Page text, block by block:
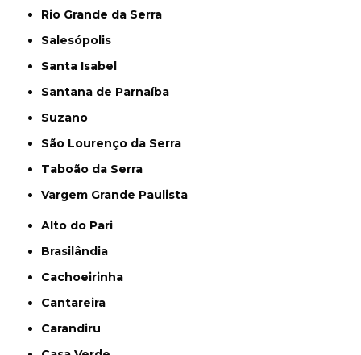
Rio Grande da Serra
Salesópolis
Santa Isabel
Santana de Parnaíba
Suzano
São Lourenço da Serra
Taboão da Serra
Vargem Grande Paulista
Alto do Pari
Brasilândia
Cachoeirinha
Cantareira
Carandiru